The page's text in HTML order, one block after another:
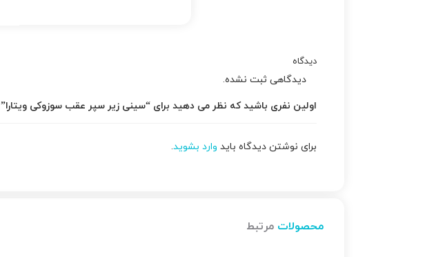
دیدگاه
دیدگاهی ثبت نشده.
اولین نفری باشید که نظر می دهید برای “سینی زیر سپر عقب سوزوکی ویتارا”
برای نوشتن دیدگاه باید وارد بشوید.
محصولات مرتبط